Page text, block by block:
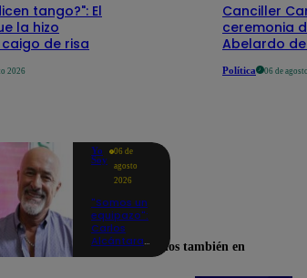
tango?": El
la hizo
de risa
2026
Canciller
ceremonia
Abelardo
Política 06 de
Yo
Soy
06 de
agosto
2026
"Somos un
equipazo":
Carlos
Alcántara
Encuéntranos también en